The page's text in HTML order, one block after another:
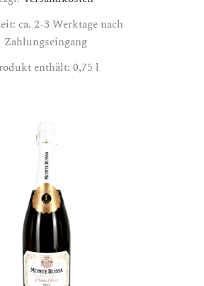
ca. 2-3 Werktage nach
Zahlungseingang
enthält: 0,75 l